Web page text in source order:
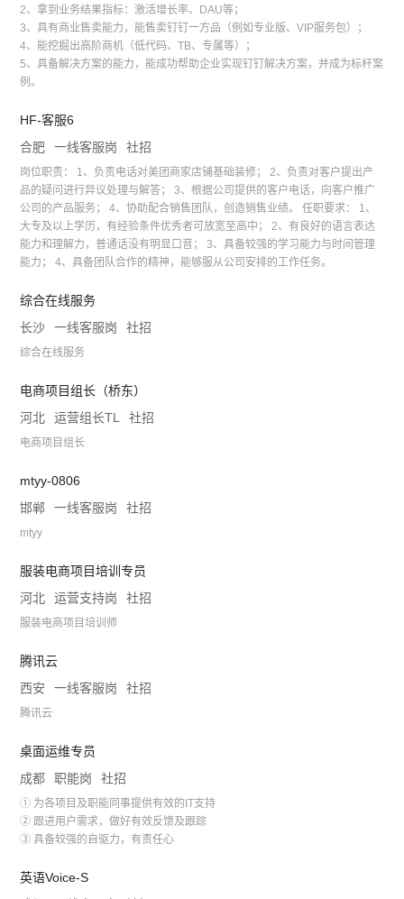
2、拿到业务结果指标：激活增长率、DAU等；
3、具有商业售卖能力，能售卖钉钉一方品（例如专业版、VIP服务包）；
4、能挖掘出高阶商机（低代码、TB、专属等）；
5、具备解决方案的能力，能成功帮助企业实现钉钉解决方案，并成为标杆案
例。
HF-客服6
合肥
一线客服岗 社招
岗位职责： 1、负责电话对美团商家店铺基础装修； 2、负责对客户提出产
品的疑问进行异议处理与解答； 3、根据公司提供的客户电话，向客户推广
公司的产品服务； 4、协助配合销售团队，创造销售业绩。 任职要求： 1、
大专及以上学历，有经验条件优秀者可放宽至高中； 2、有良好的语言表达
能力和理解力，普通话没有明显口音； 3、具备较强的学习能力与时间管理
能力； 4、具备团队合作的精神，能够服从公司安排的工作任务。
综合在线服务
长沙
一线客服岗 社招
综合在线服务
电商项目组长（桥东）
河北
运营组长TL 社招
电商项目组长
mtyy-0806
邯郸
一线客服岗 社招
mtyy
服装电商项目培训专员
河北
运营支持岗 社招
服装电商项目培训师
腾讯云
西安
一线客服岗 社招
腾讯云
桌面运维专员
成都
职能岗 社招
① 为各项目及职能同事提供有效的IT支持
② 跟进用户需求，做好有效反馈及跟踪
③ 具备较强的自驱力，有责任心
英语Voice-S